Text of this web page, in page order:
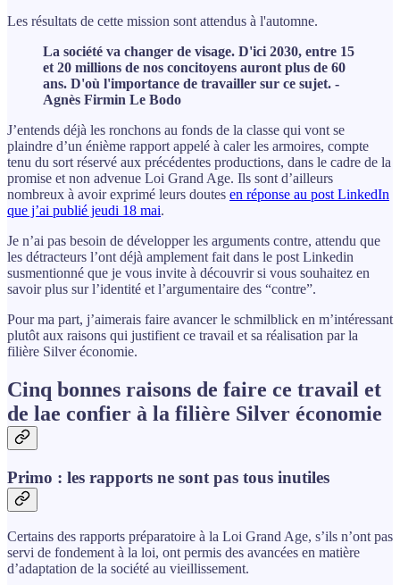
Les résultats de cette mission sont attendus à l'automne.
La société va changer de visage. D'ici 2030, entre 15
et 20 millions de nos concitoyens auront plus de 60
ans. D'où l'importance de travailler sur ce sujet. -
Agnès Firmin Le Bodo
J’entends déjà les ronchons au fonds de la classe qui vont se
plaindre d’un énième rapport appelé à caler les armoires, compte
tenu du sort réservé aux précédentes productions, dans le cadre de la
promise et non advenue Loi Grand Age. Ils sont d’ailleurs
nombreux à avoir exprimé leurs doutes en réponse au post LinkedIn
que j’ai publié jeudi 18 mai.
Je n’ai pas besoin de développer les arguments contre, attendu que
les détracteurs l’ont déjà amplement fait dans le post Linkedin
susmentionné que je vous invite à découvrir si vous souhaitez en
savoir plus sur l’identité et l’argumentaire des “contre”.
Pour ma part, j’aimerais faire avancer le schmilblick en m’intéressant
plutôt aux raisons qui justifient ce travail et sa réalisation par la
filière Silver économie.
Cinq bonnes raisons de faire ce travail et
de lae confier à la filière Silver économie
Primo : les rapports ne sont pas tous inutiles
Certains des rapports préparatoire à la Loi Grand Age, s’ils n’ont pas
servi de fondement à la loi, ont permis des avancées en matière
d’adaptation de la société au vieillissement.